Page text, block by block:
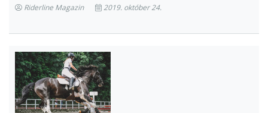
Riderline Magazin 2019. október 24.